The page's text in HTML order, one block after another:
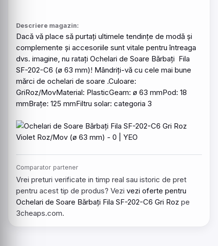
Descriere magazin:
Dacă vă place să purtați ultimele tendințe de modă și
complemente și accesoriile sunt vitale pentru întreaga
dvs. imagine, nu ratați Ochelari de Soare Bărbați Fila
SF-202-C6 (ø 63 mm)! Mândriți-vă cu cele mai bune
mărci de ochelari de soare .Culoare:
GriRoz/MovMaterial: PlasticGeam: ø 63 mmPod: 18
mmBrațe: 125 mmFiltru solar: categoria 3
Comparator partener
Vrei preturi verificate in timp real sau istoric de pret
pentru acest tip de produs? Vezi vezi oferte pentru
Ochelari de Soare Bărbați Fila SF-202-C6 Gri Roz pe
3cheaps.com.